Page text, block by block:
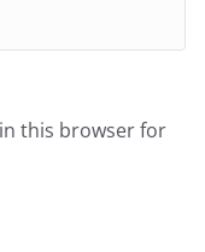
this browser for